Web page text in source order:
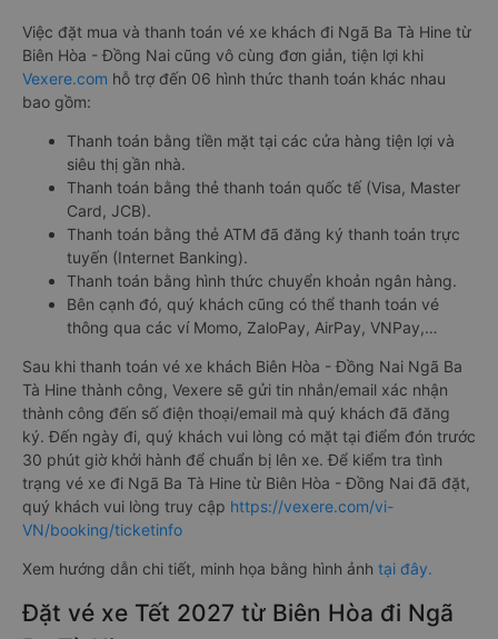
Việc đặt mua và thanh toán vé xe khách đi Ngã Ba Tà Hine từ
Biên Hòa - Đồng Nai cũng vô cùng đơn giản, tiện lợi khi
Vexere.com hỗ trợ đến 06 hình thức thanh toán khác nhau
bao gồm:
Thanh toán bằng tiền mặt tại các cửa hàng tiện lợi và
siêu thị gần nhà.
Thanh toán bằng thẻ thanh toán quốc tế (Visa, Master
Card, JCB).
Thanh toán bằng thẻ ATM đã đăng ký thanh toán trực
tuyến (Internet Banking).
Thanh toán bằng hình thức chuyển khoản ngân hàng.
Bên cạnh đó, quý khách cũng có thể thanh toán vé
thông qua các ví Momo, ZaloPay, AirPay, VNPay,…
Sau khi thanh toán vé xe khách Biên Hòa - Đồng Nai Ngã Ba
Tà Hine thành công, Vexere sẽ gửi tin nhắn/email xác nhận
thành công đến số điện thoại/email mà quý khách đã đăng
ký. Đến ngày đi, quý khách vui lòng có mặt tại điểm đón trước
30 phút giờ khởi hành để chuẩn bị lên xe. Để kiểm tra tình
trạng vé xe đi Ngã Ba Tà Hine từ Biên Hòa - Đồng Nai đã đặt,
quý khách vui lòng truy cập https://vexere.com/vi-
VN/booking/ticketinfo
Xem hướng dẫn chi tiết, minh họa bằng hình ảnh tại đây.
Đặt vé xe Tết 2027 từ Biên Hòa đi Ngã